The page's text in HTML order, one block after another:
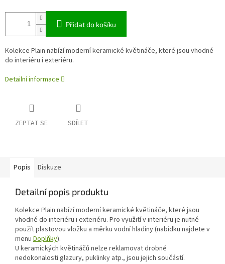
Přidat do košíku
Kolekce Plain nabízí moderní keramické květináče, které jsou vhodné
do interiéru i exteriéru.
Detailní informace
ZEPTAT SE SDÍLET
Popis Diskuze
Detailní popis produktu
Kolekce Plain nabízí moderní keramické květináče, které jsou
vhodné do interiéru i exteriéru. Pro využití v interiéru je nutné
použít plastovou vložku a měrku vodní hladiny (nabídku najdete v
menu Doplňky).
U keramických květináčů nelze reklamovat drobné
nedokonalosti glazury, puklinky atp., jsou jejich součástí.